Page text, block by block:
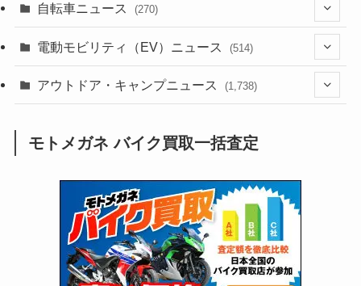
(639)
(118)
(60)
(31)
(51)
(34)
(5)
(252)
(38)
(24)
(16)
(25)
(24)
(249)
(64)
(16)
(62)
(4)
(306)
(6,958)
(2,474)
(249)
(1,226)
(12)
(131)
(38)
(167)
(85)
(171)
(66)
(16)
(141)
(255)
(1,142)
(166)
(23)
(33)
(415)
(16)
(186)
(137)
(74)
(2,744)
(126)
(170)
自転車ニュース (270)
(54)
(211)
電動モビリティ（EV）ニュース (514)
(132)
(171)
(118)
(27)
アウトドア・キャンプニュース (1,738)
(1,605)
(147)
(13)
モトメガネ バイク買取一括査定